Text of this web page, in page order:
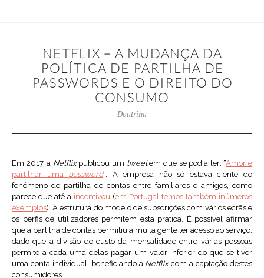
NETFLIX – A MUDANÇA DA
POLÍTICA DE PARTILHA DE
PASSWORDS E O DIREITO DO
CONSUMO
Doutrina
Em 2017, a Netflix publicou um tweetem que se podia ler: “Amor é
partilhar uma password”. A empresa não só estava ciente do
fenómeno de partilha de contas entre familiares e amigos, como
parece que até a incentivou (em Portugal temos também inúmeros
exemplos). A estrutura do modelo de subscrições com vários ecrãs e
os perfis de utilizadores permitem esta prática. É possível afirmar
que a partilha de contas permitiu a muita gente ter acesso ao serviço,
dado que a divisão do custo da mensalidade entre várias pessoas
permite a cada uma delas pagar um valor inferior do que se tiver
uma conta individual, beneficiando a Netflixcom a captação destes
consumidores.